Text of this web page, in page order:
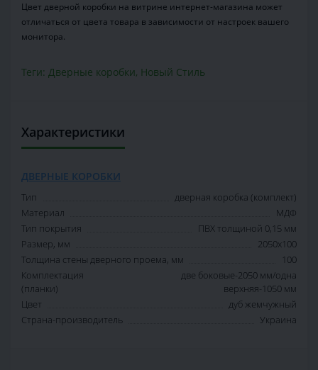
Цвет дверной коробки на витрине интернет-магазина может
отличаться от цвета товара в зависимости от настроек вашего
монитора.
Теги: Дверные коробки, Новый Стиль
Характеристики
ДВЕРНЫЕ КОРОБКИ
Тип
дверная коробка (комплект)
Материал
МДФ
Тип покрытия
ПВХ толщиной 0,15 мм
Размер, мм
2050х100
Толщина стены дверного проема, мм
100
Комплектация
(планки)
две боковые-2050 мм/одна
верхняя-1050 мм
Цвет
дуб жемчужный
Страна-производитель
Украина